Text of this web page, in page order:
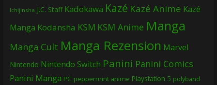
Ichijinsha J.C. Staff Kadokawa Kazé Kazé Anime Kazé
Manga Kodansha KSM KSM Anime Manga
Manga Cult Manga Rezension Marvel
Nintendo Nintendo Switch Panini Panini Comics
Panini Manga PC peppermint anime Playstation 5 polyband